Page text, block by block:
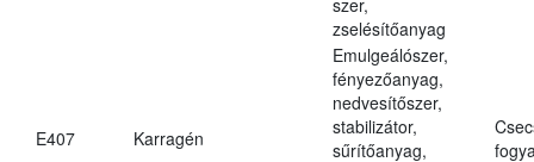
zselésítőanyag
E407 Karragén
Emulgeálószer,
fényezőanyag,
nedvesítőszer,
stabilizátor,
sűrítőanyag,